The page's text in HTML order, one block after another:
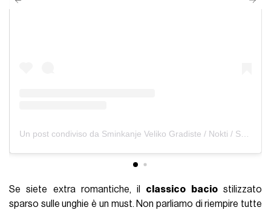
Se siete extra romantiche, il classico baciostilizzato
sparso sulle unghie è un must. Non parliamo di riempire tutte